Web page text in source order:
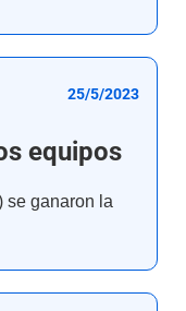
25/5/2023
equipos
se ganaron la